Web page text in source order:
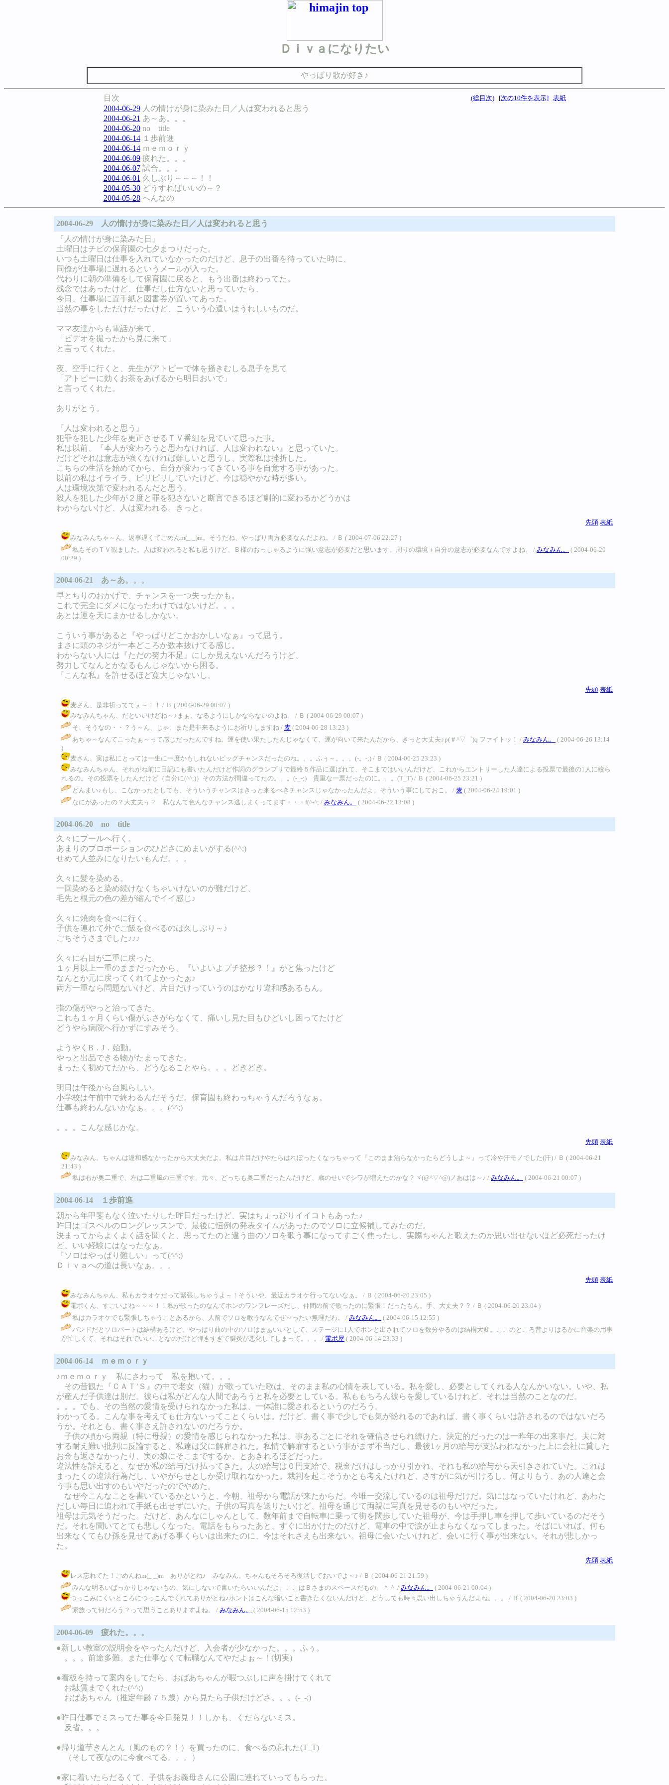
Ｄｉｖａになりたい
やっぱり歌が好き♪
目次 (総目次) [次の10件を表示] 表紙
2004-06-29人の情けが身に染みた日／人は変われると思う
2004-06-21 あ～あ。。。
2004-06-20no title
2004-06-14１歩前進
2004-06-14ｍｅｍｏｒｙ
2004-06-09疲れた。。。
2004-06-07試合。。。
2004-06-01 久しぶり～～～！！
2004-05-30どうすればいいの～？
2004-05-28へんなの
2004-06-29 人の情けが身に染みた日／人は変われると思う
『人の情けが身に染みた日』
土曜日はチビの保育園の七夕まつりだった。
いつも土曜日は仕事を入れていなかったのだけど、息子の出番を待っていた時に、
同僚が仕事場に遅れるというメールが入った。
代わりに朝の準備をして保育園に戻ると、もう出番は終わってた。
残念ではあったけど、仕事だし仕方ないと思っていたら、
今日、仕事場に置手紙と図書券が置いてあった。
当然の事をしただけだったけど、こういう心遣いはうれしいものだ。
ママ友達からも電話が来て、
「ビデオを撮ったから見に来て」
と言ってくれた。
夜、空手に行くと、先生がアトピーで体を掻きむしる息子を見て
「アトピーに効くお茶をあげるから明日おいで」
と言ってくれた。
ありがとう。
『人は変われると思う』
犯罪を犯した少年を更正させるＴＶ番組を見ていて思った事。
私は以前、『本人が変わろうと思わなければ、人は変われない』と思っていた。
だけどそれは意志が強くなければ難しいと思うし、実際私は挫折した。
こちらの生活を始めてから、自分が変わってきている事を自覚する事があった。
以前の私はイライラ、ピリピリしていたけど、今は穏やかな時が多い。
人は環境次第で変われるんだと思う。
殺人を犯した少年が２度と罪を犯さないと断言できるほど劇的に変わるかどうかは
わからないけど、人は変われる。きっと。
先頭 表紙
みなみんちゃ～ん、返事遅くてごめんm(_ _)m。そうだね、やっぱり両方必要なんだよね。 / Ｂ ( 2004-07-06 22:27 )
私もそのＴＶ観ました。人は変われると私も思うけど、Ｂ様のおっしゃるように強い意志が必要だと思います。周りの環境＋自分の意志が必要なんですよね。 / みなみん。
( 2004-06-29
00:29 )
2004-06-21 あ～あ。。。
早とちりのおかげで、チャンスを一つ失ったかも。
これで完全にダメになったわけではないけど。。。
あとは運を天にまかせるしかない。
こういう事があると『やっぱりどこかおかしいなぁ』って思う。
まさに頭のネジが一本どころか数本抜けてる感じ。
わからない人には『ただの努力不足』にしか見えないんだろうけど、
努力してなんとかなるもんじゃないから困る。
『こんな私』を許せるほど寛大じゃないし。
先頭 表紙
麦さん、是非祈っててぇ～！！ / Ｂ ( 2004-06-29 00:07 )
みなみんちゃん、だといいけどね～♪まぁ、なるようにしかならないのよね。 / Ｂ ( 2004-06-29 00:07 )
そ、そうなの・・？う～ん、じゃ、また是非来るようにお祈りしますね / 麦 ( 2004-06-28 13:23 )
あちゃ～なんてこったぁ～って感じだったんですね。運を使い果たしたんじゃなくて、運が向いて来たんだから、きっと大丈夫♪p(＃^▽゜)q ファイトッ！ / みなみん。
( 2004-06-26 13:14
)
麦さん、実は私にとっては一生に一度かもしれないビッグチャンスだったのね。。。ふぅ～。。。(-。-;) / Ｂ ( 2004-06-25 23:23 )
みなみんちゃん、それがね前に日記にも書いたんだけど作詞のグランプリで最終５作品に選ばれて、そこまではいいんだけど、これからエントリーした人達による投票で最後の1人に絞ら
れるの。その投票をしたんだけど（自分に(^^;)）その方法が間違ってたの。。。(-_-;) 貴重な一票だったのに。。。(T_T) / Ｂ ( 2004-06-25 23:21 )
どんまい♪もし、こなかったとしても、そういうチャンスはきっと来るべきチャンスじゃなかったんだよ。そういう事にしておこ。 / 麦 ( 2004-06-24 19:01 )
なにがあったの？大丈夫ぅ？ 私なんて色んなチャンス逃しまくってます・・・f(^-^; / みなみん。 ( 2004-06-22 13:08 )
2004-06-20 no title
久々にプールへ行く。
あまりのプロポーションのひどさにめまいがする(^^;)
せめて人並みになりたいもんだ。。。
久々に髪を染める。
一回染めると染め続けなくちゃいけないのが難だけど、
毛先と根元の色の差が縮んでイイ感じ♪
久々に焼肉を食べに行く。
子供を連れて外でご飯を食べるのは久しぶり～♪
ごちそうさまでした♪♪♪
久々に右目が二重に戻った。
１ヶ月以上一重のままだったから、『いよいよプチ整形？！』かと焦ったけど
なんとか元に戻ってくれてよかったぁ♪
両方一重なら問題ないけど、片目だけっていうのはかなり違和感あるもん。
指の傷がやっと治ってきた。
これも１ヶ月くらい傷がふさがらなくて、痛いし見た目もひどいし困ってたけど
どうやら病院へ行かずにすみそう。
ようやくB．J．始動。
やっと出品できる物がたまってきた。
まったく初めてだから、どうなることやら。。。どきどき。
明日は午後から台風らしい。
小学校は午前中で終わるんだそうだ。保育園も終わっちゃうんだろうなぁ。
仕事も終わんないかなぁ。。。(^^;)
。。。こんな感じかな。
先頭 表紙
みなみん。ちゃんは違和感なかったから大丈夫だよ。私は片目だけやたらはれぼったくなっちゃって『このまま治らなかったらどうしよ～』って冷や汗モノでした(汗) / Ｂ ( 2004-06-21
21:43 )
私は右が奥二重で、左は二重風の三重です。元々、どっちも奥二重だったんだけど、歳のせいでシワが増えたのかな？ヾ(@^▽^@)ノあはは～♪ / みなみん。 ( 2004-06-21 00:07 )
2004-06-14 １歩前進
朝から年甲斐もなく泣いたりした昨日だったけど、実はちょっぴりイイコトもあった♪
昨日はゴスペルのロングレッスンで、最後に恒例の発表タイムがあったのでソロに立候補してみたのだ。
決まってからよくよく話を聞くと、思ってたのと違う曲のソロを歌う事になってすごく焦ったし、実際ちゃんと歌えたのか思い出せないほど必死だったけ
ど、いい経験にはなったなぁ。
『ソロはやっぱり難しい』って(^^;)
Ｄｉｖａへの道は長いなぁ。。。
先頭 表紙
みなみんちゃん、私もカラオケだって緊張しちゃうよ～！そういや、最近カラオケ行ってないなぁ。 / Ｂ ( 2004-06-20 23:05 )
電ボくん、すごいよね～～～！！私が歌ったのなんてホンのワンフレーズだし、仲間の前で歌ったのに緊張！だったもん。手、大丈夫？？ / Ｂ ( 2004-06-20 23:04 )
私はカラオケでも緊張しちゃうことあるから、人前でソロを歌うなんてぜ～ったい無理だわ。 / みなみん。
( 2004-06-15 12:55 )
バンドだとソロパートは結構あるけど、やっぱり曲の中のソロはまぁいいとして、ステージに1人でポンと出されてソロを数分やるのは結構大変。ここのところ昔よりはるかに音楽の用事
が忙しくて、それはそれでいいことなのだけど弾きすぎで腱炎が悪化してしまって。。。 / 電ボ屋 ( 2004-06-14 23:33 )
2004-06-14 ｍｅｍｏｒｙ
♪ｍｅｍｏｒｙ 私にさわって 私を抱いて。。。
その昔観た『ＣＡＴ’Ｓ』の中で老女（猫）が歌っていた歌は、そのまま私の心情を表している。私を愛し、必要としてくれる人なんかいない。いや、私
が産んだ子供達は別だ。彼らは私がどんな人間であろうと私を必要としている。私ももちろん彼らを愛しているけれど、それは当然のことなのだ。
。。。でも、その当然の愛情を受けられなかった私は、一体誰に愛されるというのだろう。
わかってる。こんな事を考えても仕方ないってことくらいは。だけど、書く事で少しでも気が紛れるのであれば、書く事くらいは許されるのではないだろ
うか。それとも、書く事さえ許されないのだろうか。
子供の頃から両親（特に母親）の愛情を感じられなかった私は、事あるごとにそれを確信させられ続けた。決定的だったのは一昨年の出来事だ。夫に対
する耐え難い批判に反論すると、私達は父に解雇された。私情で解雇するという事がまず不当だし、最後1ヶ月の給与が支払われなかった上に会社に貸した
お金も返さなかったり、実の娘にそこまでするか、とあきれるほどだった。
違法性を訴えると、なぜか私の給与だけ払ってきた。夫の給与は０円支給で、税金だけはしっかり引かれ、それも私の給与から天引きされていた。これは
まったくの違法行為だし、いやがらせとしか受け取れなかった。裁判を起こそうかとも考えたけれど、さすがに気が引けるし、何よりもう、あの人達と会
う事も思い出すのもいやだったのでやめた。
なぜ今こんなことを書いているかというと、今朝、祖母から電話が来たからだ。今唯一交流しているのは祖母だけだ。気にはなっていたけれど、あわた
だしい毎日に追われて手紙も出せずにいた。子供の写真を送りたいけど、祖母を通じて両親に写真を見せるのもいやだった。
祖母は元気そうだった。だけど、あんなにしゃんとして、数年前まで自転車に乗って街を闊歩していた祖母が、今は手押し車を押して歩いているのだそう
だ。それを聞いてとても悲しくなった。電話をもらったあと、すぐに出かけたのだけど、電車の中で涙が止まらなくなってしまった。そばにいれば、何も
出来なくてもひ孫を見せてあげる事くらいは出来たのに、今はそれさえも出来ない。祖母に会いたいけれど、会いに行く事が出来ない。それが悲しかっ
た。
先頭 表紙
レス忘れてた！ごめんねm(_ _)m ありがとね♪ みなみん。ちゃんもそろそろ復活しておいでよ～♪ / Ｂ ( 2004-06-21 21:59 )
みんな明るいばっかりじゃないもの、気にしないで書いたらいいんだよ。ここはＢさまのスペースだもの。＾＾ / みなみん。
( 2004-06-21 00:04 )
つっこみにくいところにつっこんでくれてありがとね♪ホントはこんな暗いこと書きたくないんだけど、どうしても時々思い出しちゃうんだよね。。。 / Ｂ ( 2004-06-20 23:03 )
家族って何だろう？って思うことありますよね。 / みなみん。 ( 2004-06-15 12:53 )
2004-06-09 疲れた。。。
●新しい教室の説明会をやったんだけど、入会者が少なかった。。。ふぅ。
。。。前途多難。また仕事なくて転職なんてやだよぉ～！(切実)
●看板を持って案内をしてたら、おばあちゃんが暇つぶしに声を掛けてくれて
お駄賃までくれた(^^;)
おばあちゃん（推定年齢７５歳）から見たら子供だけどさ。。。(-_-;)
●昨日仕事でミスってた事を今日発見！！しかも、くだらないミス。
反省。。。
●帰り道芋きんとん（風のもの？！）を買ったのに、食べるの忘れた(T_T)
（そして夜なのに今食べてる。。。）
●家に着いたらだるくて、子供をお義母さんに公園に連れていってもらった。